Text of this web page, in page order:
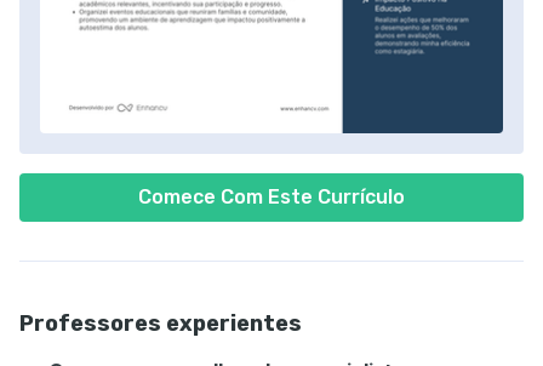
Comece Com Este Currículo
Professores experientes